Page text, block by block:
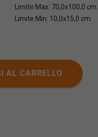
Limite Max: 70,0x100,0 cm.
Limite Min: 10,0x15,0 cm.
AL CARRELLO